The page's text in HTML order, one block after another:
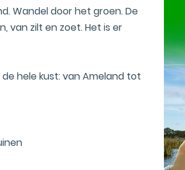
Wandel door het groen. De
van zilt en zoet. Het is er
hele kust: van Ameland tot